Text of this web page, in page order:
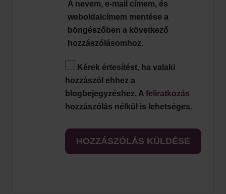
A nevem, e-mail címem, és
weboldalcímem mentése a
böngészőben a következő
hozzászólásomhoz.
Kérek értesítést, ha valaki
hozzászól ehhez a
blogbejegyzéshez. A feliratkozás
hozzászólás nélkül is lehetséges.